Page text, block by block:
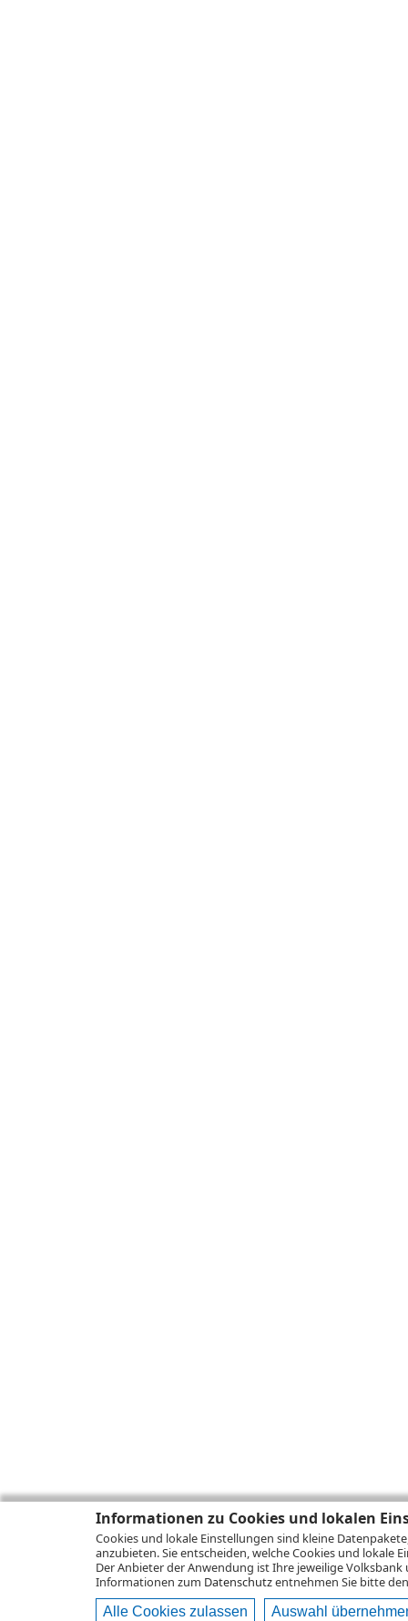
Informationen zu Cookies und lokalen
Cookies und lokale Einstellungen sind kleine
anzubieten. Sie entscheiden, welche Cookies und lokale
Der Anbieter der Anwendung ist Ihre jeweilige Volksbank
Informationen zum Datenschutzentnehmen Sie bitte
Alle Cookies zulassen Auswahl